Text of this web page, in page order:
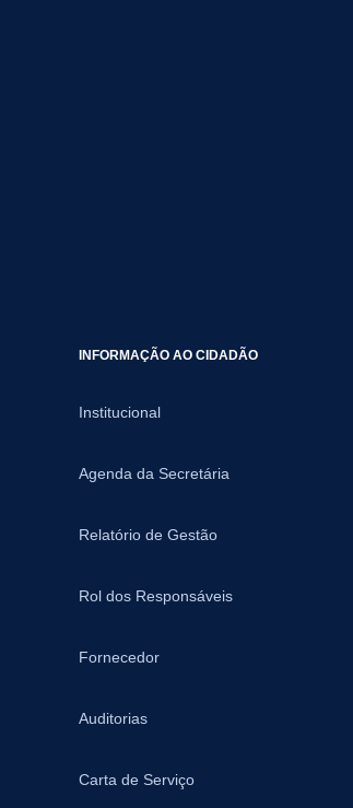
INFORMAÇÃO AO CIDADÃO
Institucional
Agenda da Secretária
Relatório de Gestão
Rol dos Responsáveis
Fornecedor
Auditorias
Carta de Serviço